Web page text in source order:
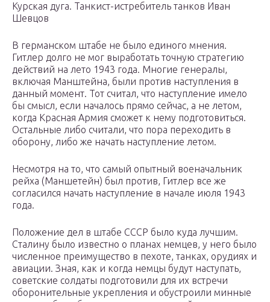
Курская дуга. Танкист-истребитель танков Иван
Шевцов
В германском штабе не было единого мнения.
Гитлер долго не мог выработать точную стратегию
действий на лето 1943 года. Многие генералы,
включая Манштейна, были против наступления в
данный момент. Тот считал, что наступление имело
бы смысл, если началось прямо сейчас, а не летом,
когда Красная Армия сможет к нему подготовиться.
Остальные либо считали, что пора переходить в
оборону, либо же начать наступление летом.
Несмотря на то, что самый опытный военачальник
рейха (Маншетейн) был против, Гитлер все же
согласился начать наступление в начале июля 1943
года.
Положение дел в штабе СССР было куда лучшим.
Сталину было известно о планах немцев, у него было
численное преимущество в пехоте, танках, орудиях и
авиации. Зная, как и когда немцы будут наступать,
советские солдаты подготовили для их встречи
оборонительные укрепления и обустроили минные